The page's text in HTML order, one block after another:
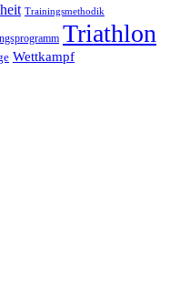
Trainingsmethodik
Triathlon
Wettkampf